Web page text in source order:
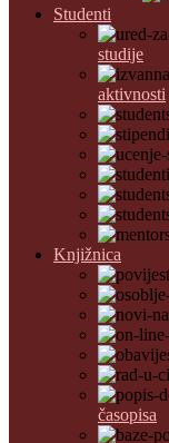
Studenti
studije
aktivnosti
Knjižnica
časopisa